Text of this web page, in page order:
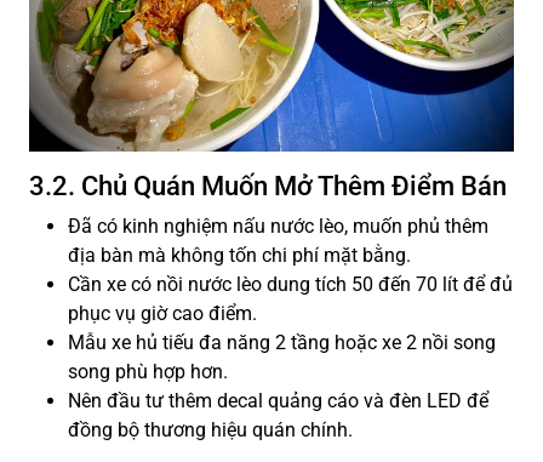
3.2. Chủ Quán Muốn Mở Thêm Điểm Bán
Đã có kinh nghiệm nấu nước lèo, muốn phủ thêm
địa bàn mà không tốn chi phí mặt bằng.
Cần xe có nồi nước lèo dung tích 50 đến 70 lít để đủ
phục vụ giờ cao điểm.
Mẫu xe hủ tiếu đa năng 2 tầng hoặc xe 2 nồi song
song phù hợp hơn.
Nên đầu tư thêm decal quảng cáo và đèn LED để
đồng bộ thương hiệu quán chính.